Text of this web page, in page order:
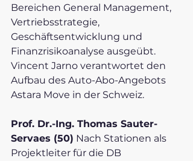
Bereichen General Management,
Vertriebsstrategie,
Geschäftsentwicklung und
Finanzrisikoanalyse ausgeübt.
Vincent Jarno verantwortet den
Aufbau des Auto-Abo-Angebots
Astara Move in der Schweiz.
Prof. Dr.-Ing. Thomas Sauter-
Servaes (50) Nach Stationen als
Projektleiter für die DB